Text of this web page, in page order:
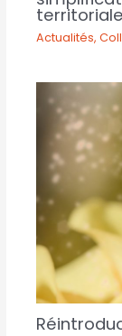
Actualités,